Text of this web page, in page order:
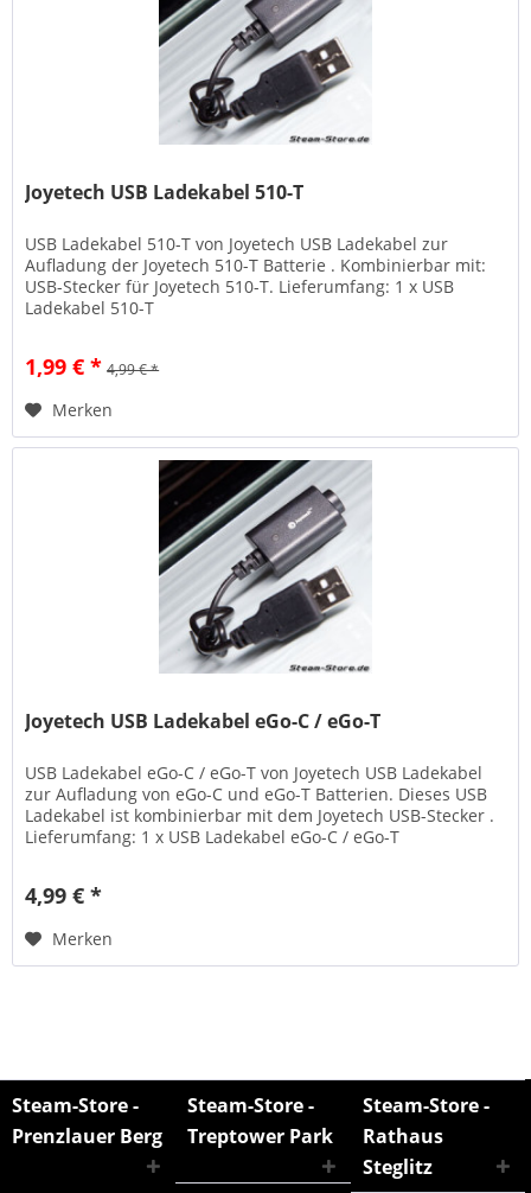
Joyetech USB Ladekabel 510-T
USB Ladekabel 510-T von Joyetech USB Ladekabel zur
Aufladung der Joyetech 510-T Batterie . Kombinierbar mit:
USB-Stecker für Joyetech 510-T. Lieferumfang: 1 x USB
Ladekabel 510-T
1,99 € * 4,99 € *
Merken
Joyetech USB Ladekabel eGo-C / eGo-T
USB Ladekabel eGo-C / eGo-T von Joyetech USB Ladekabel
zur Aufladung von eGo-C und eGo-T Batterien. Dieses USB
Ladekabel ist kombinierbar mit dem Joyetech USB-Stecker .
Lieferumfang: 1 x USB Ladekabel eGo-C / eGo-T
4,99 € *
Merken
Steam-Store -
Prenzlauer Berg
Steam-Store -
Treptower Park
Steam-Store -
Rathaus
Steglitz